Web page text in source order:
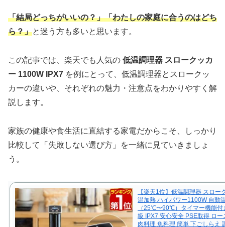
「結局どっちがいいの？」「わたしの家庭に合うのはどち
ら？」と迷う方も多いと思います。
この記事では、楽天でも人気の 低温調理器 スロークッカ
ー 1100W IPX7 を例にとって、低温調理器とスロークッ
カーの違いや、それぞれの魅力・注意点をわかりやすく解
説します。
家族の健康や食生活に直結する家電だからこそ、しっかり
比較して「失敗しない選び方」を一緒に見ていきましょ
う。
【楽天1位】低温調理器 スロー
温加熱 ハイパワー1100W 自動
（25℃〜90℃）タイマー機能付
級 IPX7 安心安全 PSE取得 ロー
肉料理 魚料理 簡単 下ごしらえ